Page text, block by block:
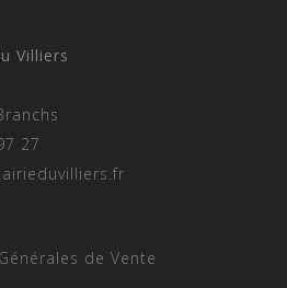
Villiers
27
de Vente